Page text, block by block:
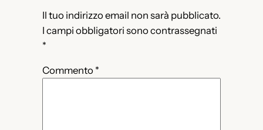
Il tuo indirizzo email non sarà pubblicato.
I campi obbligatori sono contrassegnati
*
Commento *